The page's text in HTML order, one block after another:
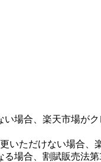
場合、楽天市場が
ただけない場合、
場合、割賦販売法